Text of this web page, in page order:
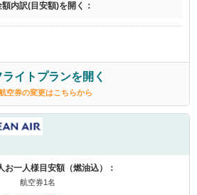
額内訳(目安額)を開く：
ライトプランを開く
空券の変更はこちらから
お一人様目安額（燃油込）：
航空券1名